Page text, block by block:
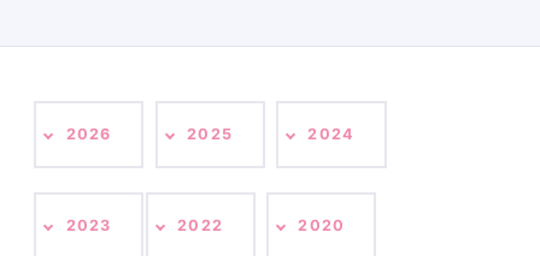
2026 2025 2024
2023 2022 2020